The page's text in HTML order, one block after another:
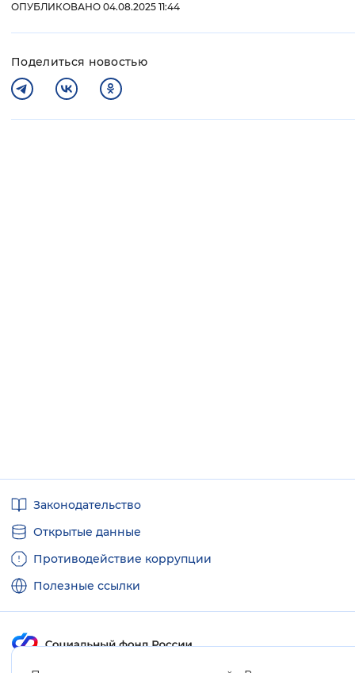
ОПУБЛИКОВАНО 04.08.2025 11:44
Поделиться новостью
ссылкиЗаконодательство
Открытые данные
Противодействие коррупции
Полезные ссылки